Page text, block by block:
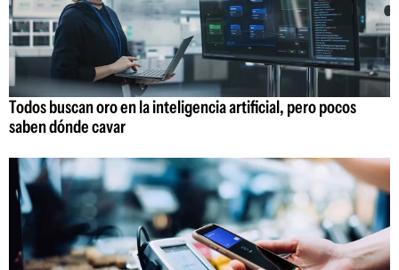
Todos buscan oro en la inteligencia artificial, pero pocos
saben dónde cavar